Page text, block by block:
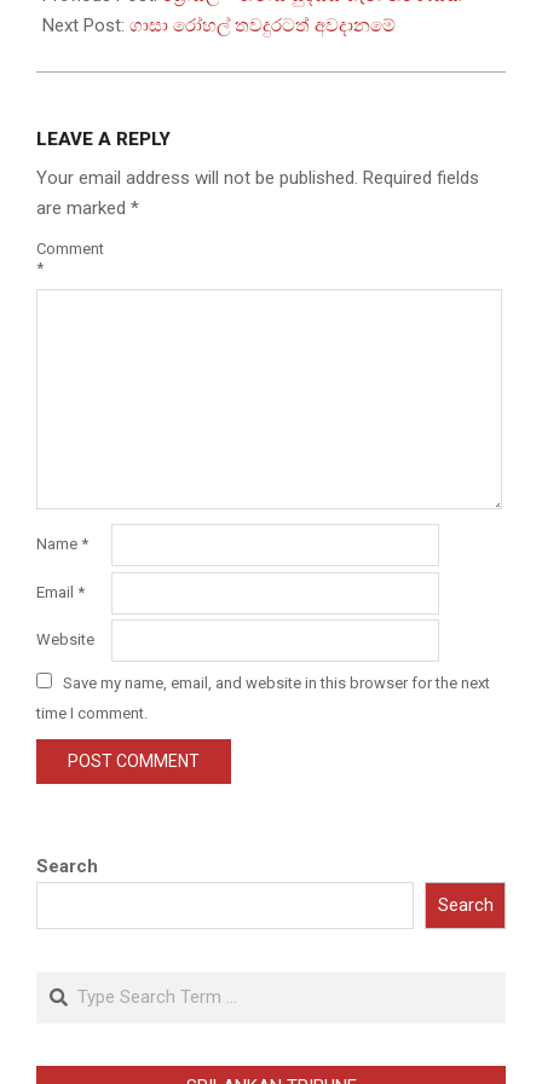
17
Next Post: ගාසා රෝහල් තවදුරටත් අවදානමේ
LEAVE A REPLY
Your email address will not be published. Required fields
are marked *
Comment
*
Name *
Email *
Website
Save my name, email, and website in this browser for the next
time I comment.
Search
Search
Search